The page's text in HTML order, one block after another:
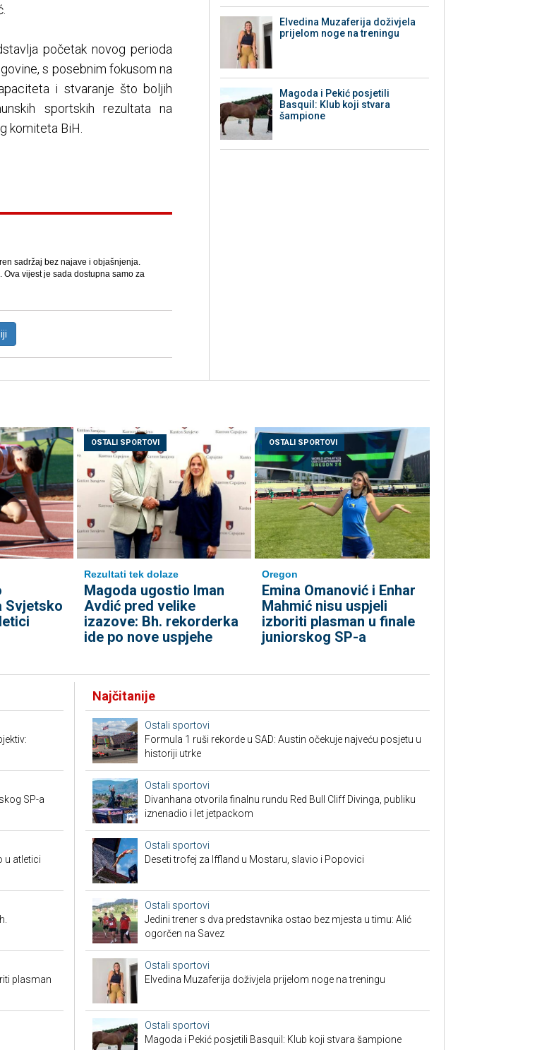
početak novog perioda
s posebnim fokusom na
i stvaranje što boljih
sportskih rezultata na
komiteta BiH.
sadržaj bez najave i objašnjenja.
vijest je sada dostupna samo za
Elvedina Muzaferija doživjela
prijelom noge na treningu
Magoda i Pekić posjetili
Basquil: Klub koji stvara
šampione
Svjetsko
OSTALI SPORTOVI
Rezultati tek dolaze
Magoda ugostio Iman
Avdić pred velike
izazove: Bh. rekorderka
ide po nove uspjehe
OSTALI SPORTOVI
Oregon
Emina Omanović i Enhar
Mahmić nisu uspjeli
izboriti plasman u finale
juniorskog SP-a
SP-a
u atletici
plasman
Najčitanije
Ostali sportovi
Formula 1 ruši rekorde u SAD: Austin očekuje najveću posjetu u
historiji utrke
Ostali sportovi
Divanhana otvorila finalnu rundu Red Bull Cliff Divinga, publiku
iznenadio i let jetpackom
Ostali sportovi
Deseti trofej za Iffland u Mostaru, slavio i Popovici
Ostali sportovi
Jedini trener s dva predstavnika ostao bez mjesta u timu: Alić
ogorčen na Savez
Ostali sportovi
Elvedina Muzaferija doživjela prijelom noge na treningu
Ostali sportovi
Magoda i Pekić posjetili Basquil: Klub koji stvara šampione